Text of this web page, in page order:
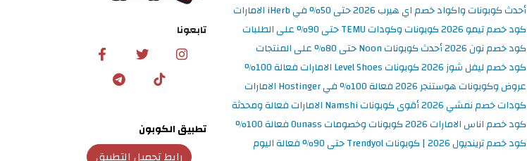
أحدث كوبونات واكواد خصم اي هيرب 2026 حتى 50% في iHerb الامارات
كود خصم تيمو 2026 كوبونات وكودات TEMU حتى 90% على الطلبات
كود خصم نون 2026 أحدث كوبونات Noon حتى 80% على المنتجات
كود خصم ليفل شوز 2026 كوبونات Level Shoes الامارات فعالة 100%
عروض وكوبونات هوستنجر 2026 فعالة 100% في Hostinger الامارات
كودات خصم نمشي 2026 أقوى كوبونات Namshi الامارات فعالة ومحدثة
كود خصم اناس الامارات 2026 كوبونات وخصومات Ounass فعالة 100%
كود خصم ترينديول 2026 | كوبونات Trendyol حتى 90% فعالة اليوم
تابعونا
تطبيق الكوبون
رابط تحميل التطبيق